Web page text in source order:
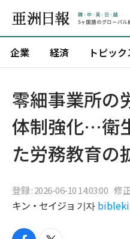
企業 経済 トピック
零細事業所の
体制強化…衛
た労務教育の
登録 : 2026-06-10 14:03:00 修
キン・セイジョ 기자